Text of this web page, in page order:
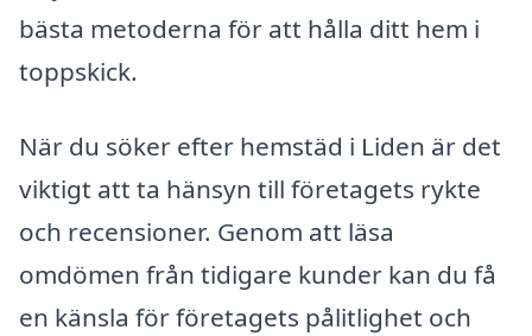
bästa metoderna för att hålla ditt hem i
toppskick.
När du söker efter hemstäd i Liden är det
viktigt att ta hänsyn till företagets rykte
och recensioner. Genom att läsa
omdömen från tidigare kunder kan du få
en känsla för företagets pålitlighet och